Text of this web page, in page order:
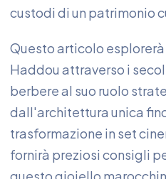
custodi di un patrimonio
Questo articolo
Haddou attraverso i
berbere al suo ruolo
dall'architettura unica
trasformazione in set
fornirà preziosi consigli